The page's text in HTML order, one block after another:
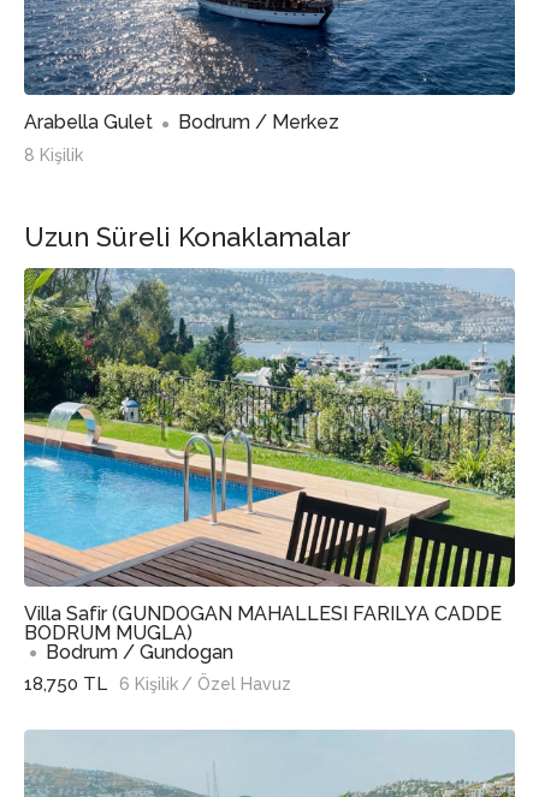
Arabella Gulet Bodrum / Merkez
8 Kişilik
Uzun Süreli Konaklamalar
Villa Safir (GUNDOGAN MAHALLESI FARILYA CADDE
BODRUM MUGLA)
Bodrum / Gundogan
18,750 TL 6 Kişilik/ Özel Havuz